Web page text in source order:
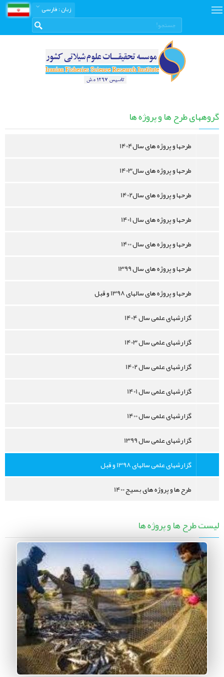
زبان: فارسی
ها
و
گروههای طرح ها و پروژه ها
طرحها و پروژه های سال1404
طرحها و پروژه های سال1403
طرحها و پروژه های سال1402
طرحها و پروژه های سال 1401
طرحها و پروژه های سال 1400
طرحها و پروژه های سال 1399
طرحها و پروژه های سالهای 1398 و قبل
گزارشهای علمی سال 1404
گزارشهای علمی سال 1403
گزارشهای علمی سال 1402
گزارشهای علمی سال 1401
گزارشهای علمی سال 1400
گزارشهای علمی سال 1399
گزارشهای علمی سالهای 1398 و قبل
طرح ها و پروژه های بسیج 1400
لیست طرح ها و پروژه ها